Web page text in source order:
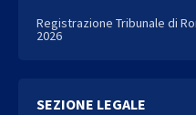
Registrazione Tribunale di
2026
SEZIONE LEGALE